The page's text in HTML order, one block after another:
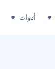
أدوات